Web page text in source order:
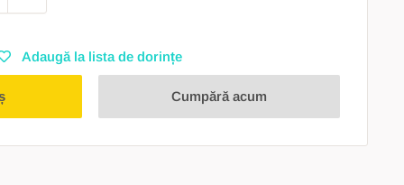
Adaugă la lista de dorințe
Cumpără acum